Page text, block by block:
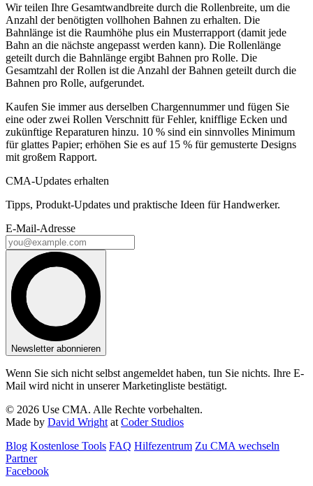
Wir teilen Ihre Gesamtwandbreite durch die Rollenbreite, um die
Anzahl der benötigten vollhohen Bahnen zu erhalten. Die
Bahnlänge ist die Raumhöhe plus ein Musterrapport (damit jede
Bahn an die nächste angepasst werden kann). Die Rollenlänge
geteilt durch die Bahnlänge ergibt Bahnen pro Rolle. Die
Gesamtzahl der Rollen ist die Anzahl der Bahnen geteilt durch die
Bahnen pro Rolle, aufgerundet.
Kaufen Sie immer aus derselben Chargennummer und fügen Sie
eine oder zwei Rollen Verschnitt für Fehler, knifflige Ecken und
zukünftige Reparaturen hinzu. 10 % sind ein sinnvolles Minimum
für glattes Papier; erhöhen Sie es auf 15 % für gemusterte Designs
mit großem Rapport.
CMA-Updates erhalten
Tipps, Produkt-Updates und praktische Ideen für Handwerker.
E-Mail-Adresse
Newsletter abonnieren
Wenn Sie sich nicht selbst angemeldet haben, tun Sie nichts. Ihre E-
Mail wird nicht in unserer Marketingliste bestätigt.
© 2026 Use CMA. Alle Rechte vorbehalten.
Made by David Wright at Coder Studios
Blog‎ Kostenlose Tools FAQ Hilfezentrum Zu CMA wechseln
Partner
Facebook